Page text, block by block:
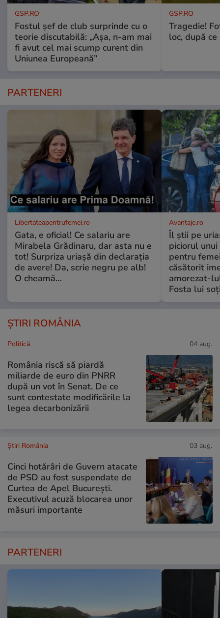
GSP.RO
Fostul șef de club surprinde cu o
teorie discutabilă: „Așa, n-am mai
fi avut cel mai scump curent din
Uniunea Europeană”
GSP.RO
Tragedie!
loc, după
PARTENERI
Libertateapentrufemei.ro
Gata, e oficial! Ce salariu are
Mirabela Grădinaru, dar asta nu e
tot! Surpriza uriașă din declarația
de avere! Da, scrie negru pe alb!
O cheamă…
Avantaje.ro
Îl știi pe
piciorul
pentru
căsătorit
amorezat-
Fosta lui
ȘTIRI ROMÂNIA
Politică 04 aug.
România riscă să piardă
miliarde de euro din PNRR
după un vot în Senat. De ce
sunt contestate modificările la
legea decarbonizării
Știri România 03 aug.
Cinci hotărâri de Guvern atacate
de PSD au fost suspendate de
Curtea de Apel București.
Executivul acuză blocarea unor
măsuri importante
PARTENERI